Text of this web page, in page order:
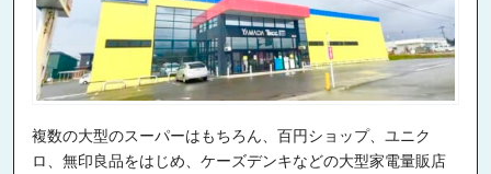
複数の大型のスーパーはもちろん、百円ショップ、ユニク
ロ、無印良品をはじめ、ケーズデンキなどの大型家電量販店